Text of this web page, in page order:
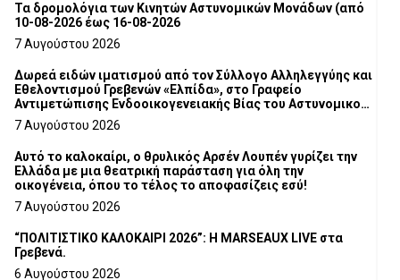
Τα δρομολόγια των Κινητών Αστυνομικών Μονάδων (από
10-08-2026 έως 16-08-2026
7 Αυγούστου 2026
Δωρεά ειδών ιματισμού από τον Σύλλογο Αλληλεγγύης και
Εθελοντισμού Γρεβενών «Ελπίδα», στο Γραφείο
Αντιμετώπισης Ενδοοικογενειακής Βίας του Αστυνομικού
Τμήματος Γρεβενών
7 Αυγούστου 2026
Αυτό το καλοκαίρι, ο θρυλικός Αρσέν Λουπέν γυρίζει την
Ελλάδα με μια θεατρική παράσταση για όλη την
οικογένεια, όπου το τέλος το αποφασίζεις εσύ!
7 Αυγούστου 2026
“ΠΟΛΙΤΙΣΤΙΚΟ ΚΑΛΟΚΑΙΡΙ 2026”: Η MARSEAUX LIVE στα
Γρεβενά.
6 Αυγούστου 2026